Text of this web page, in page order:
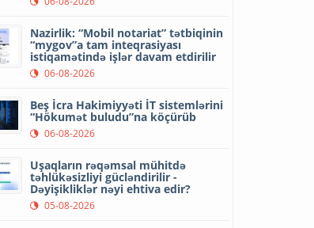
Nazirlik: “Mobil notariat” tətbiqinin
“mygov”a tam inteqrasiyası
istiqamətində işlər davam etdirilir
06-08-2026
Beş İcra Hakimiyyəti İT sistemlərini
“Hökumət buludu”na köçürüb
06-08-2026
Uşaqların rəqəmsal mühitdə
təhlükəsizliyi gücləndirilir -
Dəyişikliklər nəyi ehtiva edir?
05-08-2026